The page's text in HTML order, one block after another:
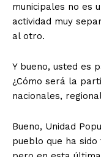
municipales no es
actividad muy
al otro.
Y bueno, usted es
¿Cómo será la
nacionales,
Bueno, Unidad
pueblo que ha